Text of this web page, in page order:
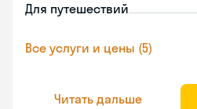
Для путешествий
Все услуги и цены (5)
Читать дальше